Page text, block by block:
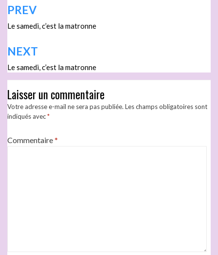
PREV
Le samedi, c’est la matronne
NEXT
Le samedi, c’est la matronne
Laisser un commentaire
Votre adresse e-mail ne sera pas publiée. Les champs obligatoires sont
indiqués avec*
Commentaire*